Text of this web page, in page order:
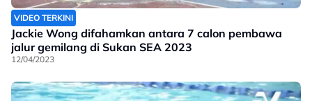
VIDEO TERKINI
Jackie Wong difahamkan antara 7 calon pembawa
jalur gemilang di Sukan SEA 2023
12/04/2023